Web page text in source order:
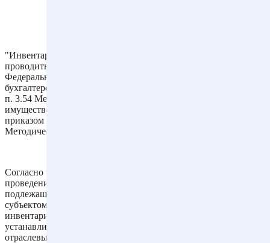
"Инвентаризация дебиторской задолженности должна
проводиться по правилам, установленным ст. 11
Федерального закона от 06.12.2011 N 402-ФЗ "О
бухгалтерском учете" (далее - Закон N 402-ФЗ) и п.п. 3.44-3.48,
п. 3.54 Методических указаний по инвентаризации
имущества и финансовых обязательств, утвержденных
приказом Минфина России от 13.06.1995 N 49 (далее -
Методические указания).
Согласно ч. 3 ст. 11 Закона N 402-ФЗ случаи, сроки и порядок
проведения инвентаризации, а также перечень объектов,
подлежащих инвентаризации, определяются экономическим
субъектом, за исключением обязательного проведения
инвентаризации. Обязательное проведение инвентаризации
устанавливается законодательством РФ, федеральными и
отраслевыми стандартами.